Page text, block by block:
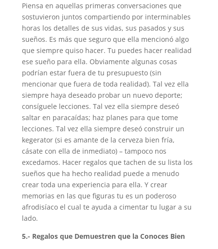
Piensa en aquellas primeras conversaciones que
sostuvieron juntos compartiendo por interminables
horas los detalles de sus vidas, sus pasados y sus
sueños. Es más que seguro que ella mencionó algo
que siempre quiso hacer. Tu puedes hacer realidad
ese sueño para ella. Obviamente algunas cosas
podrían estar fuera de tu presupuesto (sin
mencionar que fuera de toda realidad). Tal vez ella
siempre haya deseado probar un nuevo deporte;
consíguele lecciones. Tal vez ella siempre deseó
saltar en paracaídas; haz planes para que tome
lecciones. Tal vez ella siempre deseó construir un
kegerator (si es amante de la cerveza bien fría,
cásate con ella de inmediato) – tampoco nos
excedamos. Hacer regalos que tachen de su lista los
sueños que ha hecho realidad puede a menudo
crear toda una experiencia para ella. Y crear
memorias en las que figuras tu es un poderoso
afrodisíaco el cual te ayuda a cimentar tu lugar a su
lado.
5.- Regalos que Demuestren que la Conoces Bien